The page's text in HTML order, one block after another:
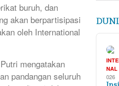
buruh, dan
akan berpartisipasi
oleh International
mengatakan
pandangan seluruh
NAL
026